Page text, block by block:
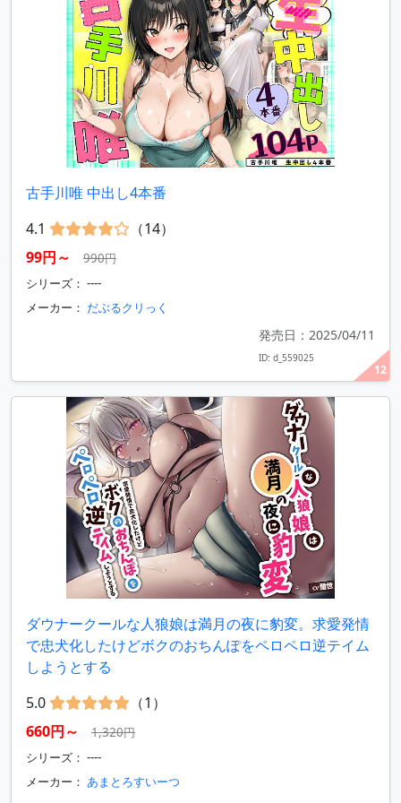
12
古手川唯 中出し4本番
4.1
（14）
99円～
990円
シリーズ： ----
メーカー： だぶるクリっく
発売日：2025/04/11
ID: d_559025
ダウナークールな人狼娘は満月の夜に豹変。求愛発情
で忠犬化したけどボクのおちんぽをペロペロ逆テイム
しようとする
5.0
（1）
660円～
1,320円
シリーズ： ----
メーカー： あまとろすいーつ